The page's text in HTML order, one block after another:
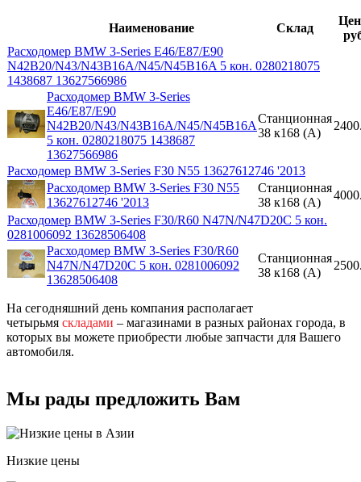
Наименование Склад
Расходомер BMW 3-Series E46/E87/E90
N42B20/N43/N43B16A/N45/N45B16A 5 кон. 0280218075
1438687 13627566986
Расходомер BMW 3-Series
E46/E87/E90
N42B20/N43/N43B16A/N45/N45B16A
5 кон. 0280218075 1438687
13627566986
Станционная
38 к168 (A)
Расходомер BMW 3-Series F30 N55 13627612746 '2013
Расходомер BMW 3-Series F30 N55
13627612746 '2013
Станционная
38 к168 (A)
Расходомер BMW 3-Series F30/R60 N47N/N47D20C 5 кон.
0281006092 13628506408
Расходомер BMW 3-Series F30/R60
N47N/N47D20C 5 кон. 0281006092
13628506408
Станционная
38 к168 (A)
На сегодняшний день компания располагает
четырьмя складами – магазинами в разных районах города, в
которых вы можете приобрести любые запчасти для Вашего
автомобиля.
Мы рады предложить Вам
Низкие цены